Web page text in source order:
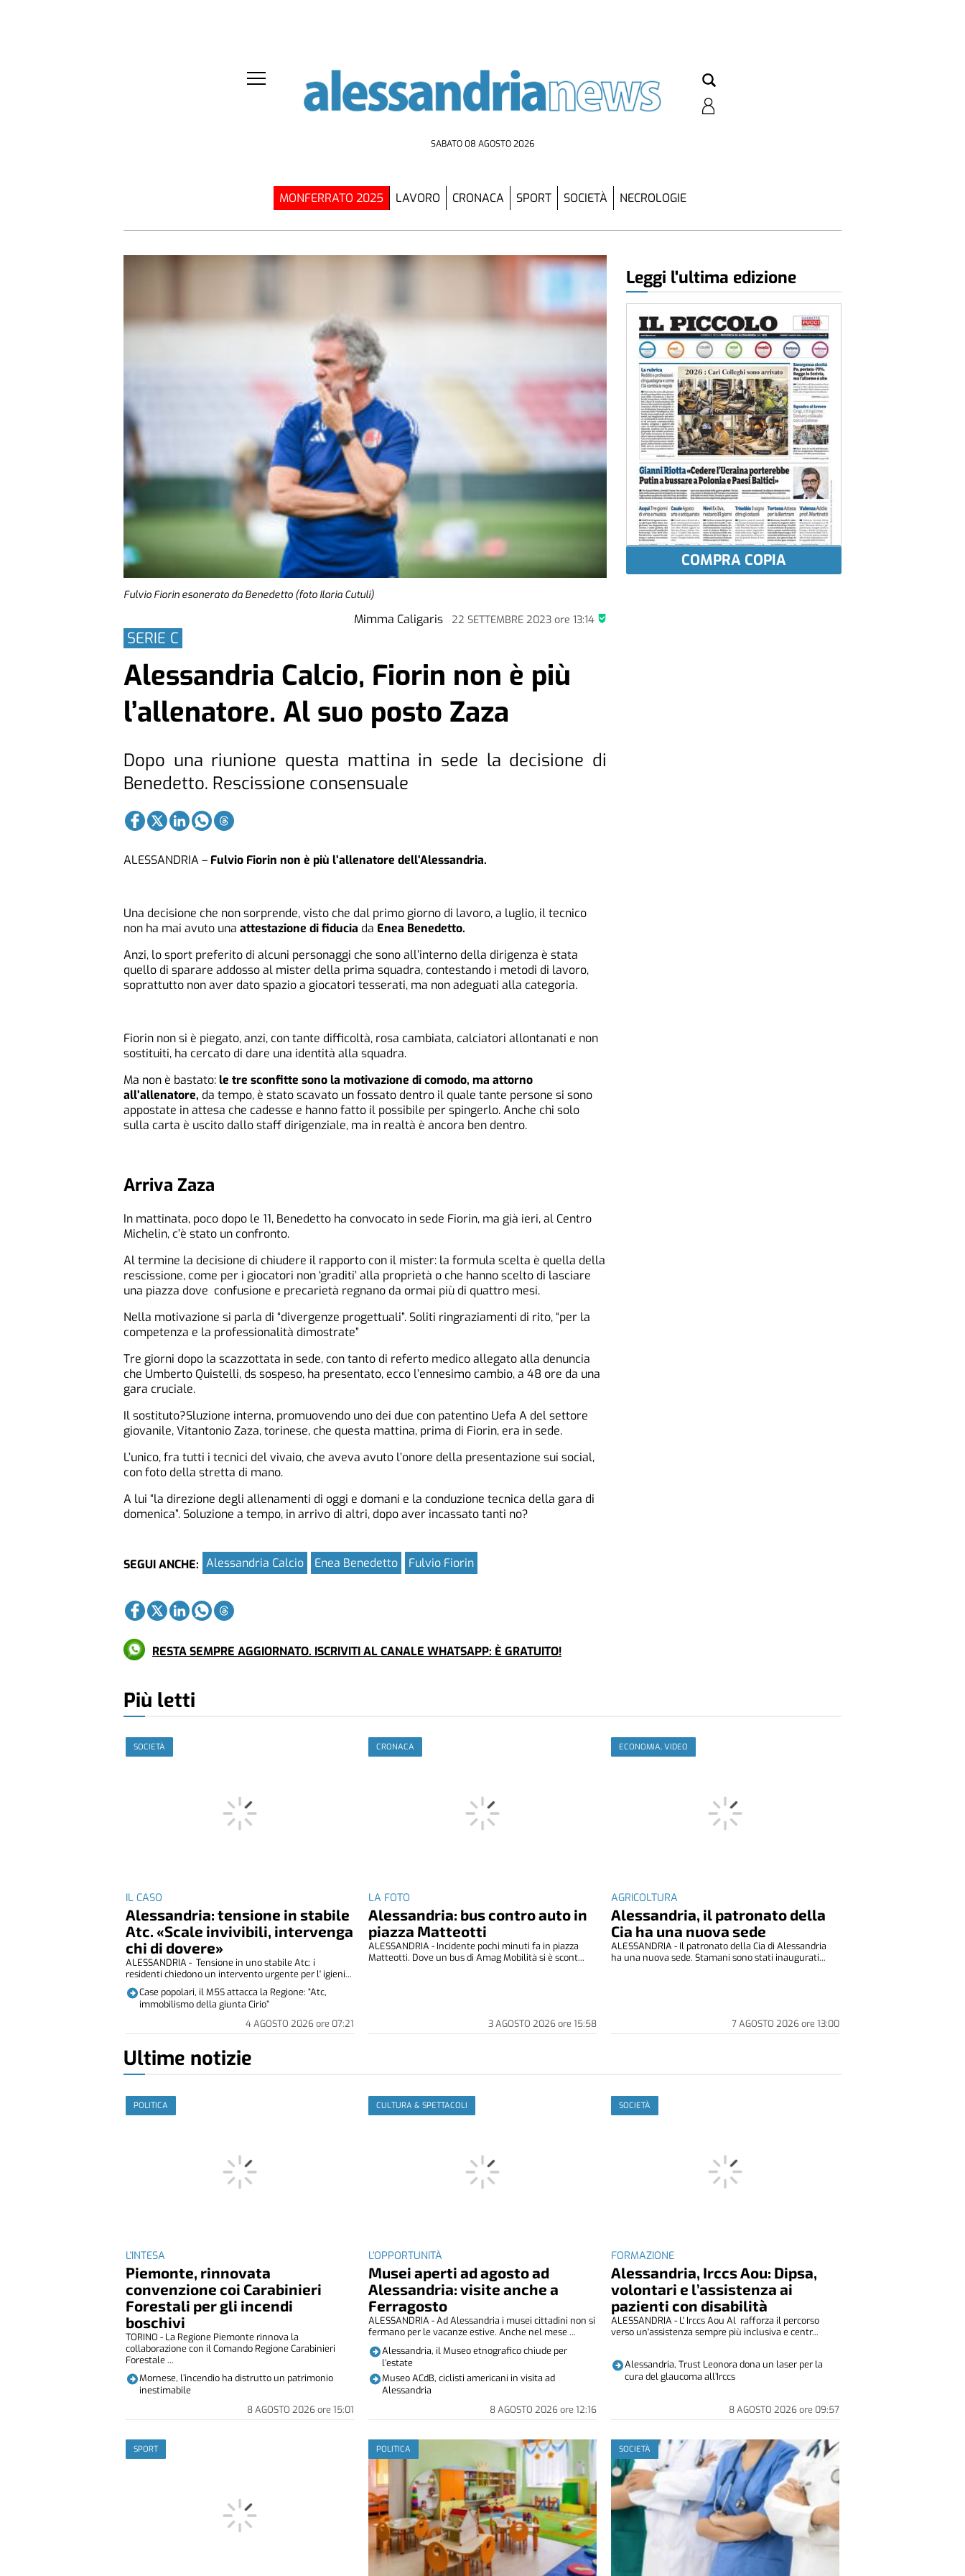
SABATO 08 AGOSTO 2026
MONFERRATO 2025 LAVORO CRONACA SPORT SOCIETÀ NECROLOGIE
Fulvio Fiorin esonerato da Benedetto (foto Ilaria Cutuli)
Mimma Caligaris 22 SETTEMBRE 2023ore 13:14
SERIE C
Alessandria Calcio, Fiorin non è più
l’allenatore. Al suo posto Zaza
Dopo una riunione questa mattina in sede la decisione di
Benedetto. Rescissione consensuale
ALESSANDRIA – Fulvio Fiorin non è più l’allenatore dell’Alessandria.
Una decisione che non sorprende, visto che dal primo giorno di lavoro, a luglio, il tecnico
non ha mai avuto una attestazione di fiducia da Enea Benedetto.
Anzi, lo sport preferito di alcuni personaggi che sono all’interno della dirigenza è stata
quello di sparare addosso al mister della prima squadra, contestando i metodi di lavoro,
soprattutto non aver dato spazio a giocatori tesserati, ma non adeguati alla categoria.
Fiorin non si è piegato, anzi, con tante difficoltà, rosa cambiata, calciatori allontanati e non
sostituiti, ha cercato di dare una identità alla squadra.
Ma non è bastato:le tre sconfitte sono la motivazione di comodo, ma attorno
all’allenatore, da tempo, è stato scavato un fossato dentro il quale tante persone si sono
appostate in attesa che cadesse e hanno fatto il possibile per spingerlo. Anche chi solo
sulla carta è uscito dallo staff dirigenziale, ma in realtà è ancora ben dentro.
Arriva Zaza
In mattinata, poco dopo le 11, Benedetto ha convocato in sede Fiorin, ma già ieri, al Centro
Michelin, c’è stato un confronto.
Al termine la decisione di chiudere il rapporto con il mister: la formula scelta è quella della
rescissione, come per i giocatori non ‘graditi’ alla proprietà o che hanno scelto di lasciare
una piazza dove confusione e precarietà regnano da ormai più di quattro mesi.
Nella motivazione si parla di “divergenze progettuali”. Soliti ringraziamenti di rito, “per la
competenza e la professionalità dimostrate”
Tre giorni dopo la scazzottata in sede, con tanto di referto medico allegato alla denuncia
che Umberto Quistelli, ds sospeso, ha presentato, ecco l’ennesimo cambio, a 48 ore da una
gara cruciale.
Il sostituto?Sluzione interna, promuovendo uno dei due con patentino Uefa A del settore
giovanile, Vitantonio Zaza, torinese, che questa mattina, prima di Fiorin, era in sede.
L’unico, fra tutti i tecnici del vivaio, che aveva avuto l’onore della presentazione sui social,
con foto della stretta di mano.
A lui “la direzione degli allenamenti di oggi e domani e la conduzione tecnica della gara di
domenica”. Soluzione a tempo, in arrivo di altri, dopo aver incassato tanti no?
SEGUI ANCHE: Alessandria Calcio Enea Benedetto Fulvio Fiorin
RESTA SEMPRE AGGIORNATO. ISCRIVITI AL CANALE WHATSAPP: È GRATUITO!
Leggi l'ultima edizione
COMPRA COPIA
Più letti
SOCIETÀ
IL CASO
Alessandria: tensione in stabile
Atc. «Scale invivibili, intervenga
chi di dovere»
4 AGOSTO 2026ore 07:21
ALESSANDRIA - Tensione in uno stabile Atc: i
residenti chiedono un intervento urgente per l' igieni...
Case popolari, il M5S attacca la Regione: “Atc,
immobilismo della giunta Cirio”
CRONACA
LA FOTO
Alessandria: bus contro auto in
piazza Matteotti
3 AGOSTO 2026ore 15:58
ALESSANDRIA - Incidente pochi minuti fa in piazza
Matteotti. Dove un bus di Amag Mobilità si è scont...
ECONOMIA, VIDEO
AGRICOLTURA
Alessandria, il patronato della
Cia ha una nuova sede
7 AGOSTO 2026ore 13:00
ALESSANDRIA - Il patronato della Cia di Alessandria
ha una nuova sede. Stamani sono stati inaugurati...
Ultime notizie
POLITICA
L'INTESA
Piemonte, rinnovata
convenzione coi Carabinieri
Forestali per gli incendi
boschivi
8 AGOSTO 2026ore 15:01
TORINO - La Regione Piemonte rinnova la
collaborazione con il Comando Regione Carabinieri
Forestale ...
Mornese, l’incendio ha distrutto un patrimonio
inestimabile
CULTURA & SPETTACOLI
L'OPPORTUNITÀ
Musei aperti ad agosto ad
Alessandria: visite anche a
Ferragosto
8 AGOSTO 2026ore 12:16
ALESSANDRIA - Ad Alessandria i musei cittadini non si
fermano per le vacanze estive. Anche nel mese ...
Alessandria, il Museo etnografico chiude per
l’estate
Museo ACdB, ciclisti americani in visita ad
Alessandria
SOCIETÀ
FORMAZIONE
Alessandria, Irccs Aou: Dipsa,
volontari e l’assistenza ai
pazienti con disabilità
8 AGOSTO 2026ore 09:57
ALESSANDRIA - L' Irccs Aou Al rafforza il percorso
verso un'assistenza sempre più inclusiva e centr...
Alessandria, Trust Leonora dona un laser per la
cura del glaucoma all’Irccs
SPORT POLITICA SOCIETÀ